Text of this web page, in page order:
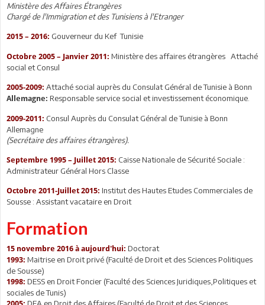
Ministère des Affaires Étrangères
Chargé de l'Immigration et des Tunisiens à l'Etranger
2015 – 2016: Gouverneur du Kef Tunisie
Octobre 2005 – Janvier 2011: Ministère des affaires étrangères Attaché
social et Consul
2005-2009: Attaché social auprès du Consulat Général de Tunisie à Bonn
Allemagne: Responsable service social et investissement économique.
2009-2011: Consul Auprès du Consulat Général de Tunisie à Bonn
Allemagne
(Secrétaire des affaires étrangères).
Septembre 1995 – Juillet 2015: Caisse Nationale de Sécurité Sociale :
Administrateur Général Hors Classe
Octobre 2011-Juillet 2015: Institut des Hautes Etudes Commerciales de
Sousse : Assistant vacataire en Droit
Formation
15 novembre 2016 à aujourd'hui: Doctorat
1993: Maitrise en Droit privé (Faculté de Droit et des Sciences Politiques
de Sousse)
1998: DESS en Droit Foncier (Faculté des Sciences Juridiques,Politiques et
sociales de Tunis)